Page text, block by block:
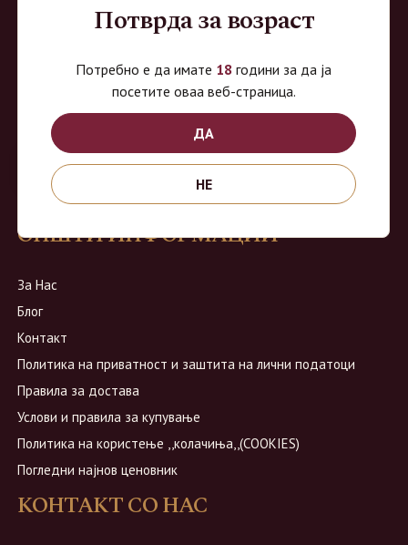
Работно време:
Петок од 9 до 20ч
Сабота од 9 до 16:30ч
Адреса: ул. Даме Груев бр.3, Центар, Скопје
ОПШТИ ИНФОРМАЦИИ
За Нас
Блог
Контакт
Политика на приватност и заштита на лични податоци
Правила за достава
Услови и правила за купување
Политика на користење ,,колачиња,,(COOKIES)
Погледни најнов ценовник
КОНТАКТ СО НАС
Потврда за возраст
Потребно е да имате 18 години за да ја
посетите оваа веб-страница.
ДА
НЕ